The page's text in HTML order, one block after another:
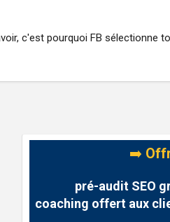
c'est pourquoi FB sélectionne
➡️
pré-audit SEO
coaching offert aux